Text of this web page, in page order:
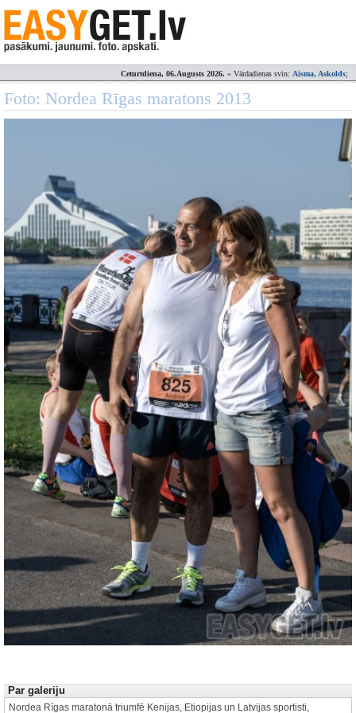
Ceturtdiena, 06.Augusts 2026. » Vārdadienas svin: Aisma, Askolds;
Foto: Nordea Rīgas maratons 2013
Autors: Vanda Gluha 1 no 118
Par galeriju
Nordea Rīgas maratonā triumfē Kenijas, Etiopijas un Latvijas sportisti,